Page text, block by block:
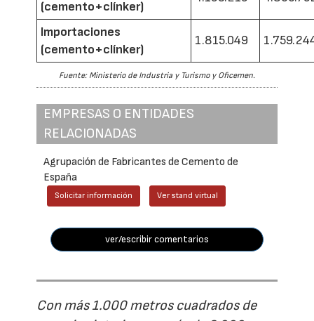
(cemento+clínker)
Importaciones
(cemento+clínker)
1.815.049
Fuente: Ministerio de Industria y Turismo y Oficemen.
EMPRESAS O ENTIDADES
RELACIONADAS
Agrupación de Fabricantes de Cemento de
España
Solicitar información Ver stand virtual
ver/escribir comentarios
Con más 1.000 metros cuadrados de